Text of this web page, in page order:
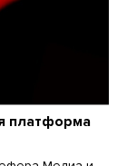
платформа